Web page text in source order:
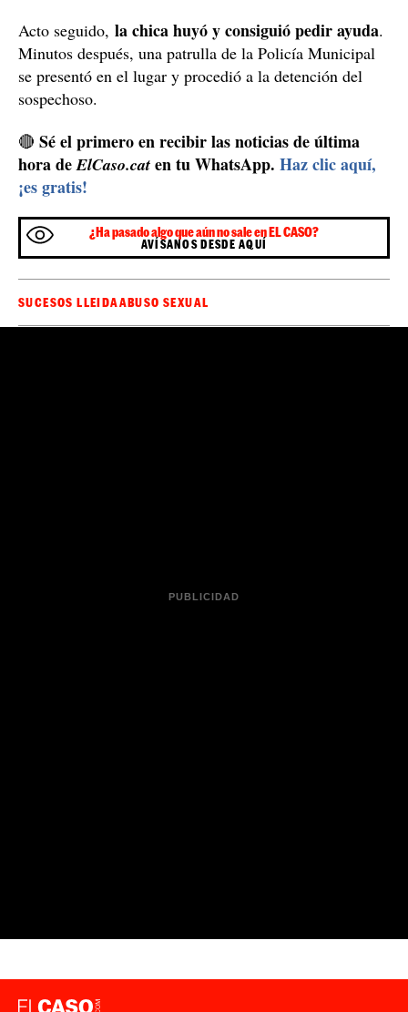
Acto seguido, la chica huyó y consiguió pedir ayuda.
Minutos después, una patrulla de la Policía Municipal
se presentó en el lugar y procedió a la detención del
sospechoso.
🔴 Sé el primero en recibir las noticias de última
hora deElCaso.cat en tu WhatsApp. Haz clic aquí,
¡es gratis!
¿Ha pasado algo que aún no sale en EL CASO?
AVÍSANOS DESDE AQUÍ
SUCESOS LLEIDAABUSO SEXUAL